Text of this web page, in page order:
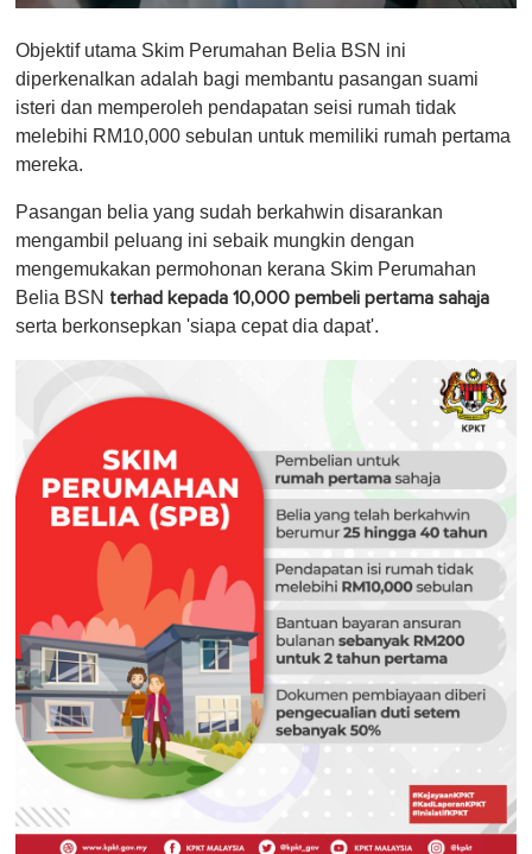
f
1
i
n
t
,
Objektif utama Skim Perumahan Belia BSN ini
diperkenalkan adalah bagi membantu pasangan suami
isteri dan memperoleh pendapatan seisi rumah tidak
melebihi RM10,000 sebulan untuk memiliki rumah pertama
mereka.
Pasangan belia yang sudah berkahwin disarankan
mengambil peluang ini sebaik mungkin dengan
mengemukakan permohonan kerana Skim Perumahan
Belia BSN terhad kepada 10,000 pembeli pertama sahaja
serta berkonsepkan 'siapa cepat dia dapat'.